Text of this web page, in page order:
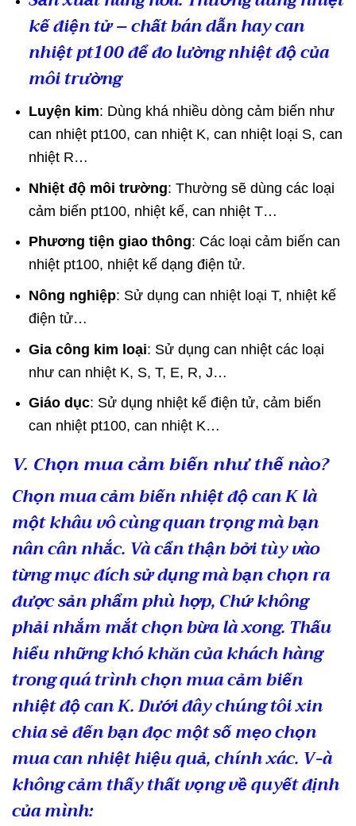
kế điện tử – chất bán dẫn hay can
nhiệt pt100 để đo lường nhiệt độ của
môi trường
Luyện kim: Dùng khá nhiều dòng cảm biến như
can nhiệt pt100, can nhiệt K, can nhiệt loại S, can
nhiệt R…
Nhiệt độ môi trường: Thường sẽ dùng các loại
cảm biến pt100, nhiệt kế, can nhiệt T…
Phương tiện giao thông: Các loại cảm biến can
nhiệt pt100, nhiệt kế dạng điện tử.
Nông nghiệp: Sử dụng can nhiệt loại T, nhiệt kế
điện tử…
Gia công kim loại: Sử dụng can nhiệt các loại
như can nhiệt K, S, T, E, R, J…
Giáo dục: Sử dụng nhiệt kế điện tử, cảm biến
can nhiệt pt100, can nhiệt K…
V. Chọn mua cảm biến như thế nào?
Chọn mua cảm biến nhiệt độ can K là
một khâu vô cùng quan trọng mà bạn
nân cân nhắc. Và cẩn thận bởi tùy vào
từng mục đích sử dụng mà bạn chọn ra
được sản phẩm phù hợp, Chứ không
phải nhắm mắt chọn bừa là xong. Thấu
hiểu những khó khăn của khách hàng
trong quá trình chọn mua cảm biến
nhiệt độ can K. Dưới đây chúng tôi xin
chia sẻ đến bạn đọc một số mẹo chọn
mua can nhiệt hiệu quả, chính xác. V-à
không cảm thấy thất vọng về quyết định
của mình: